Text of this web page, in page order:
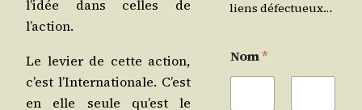
l’i­dée dans celles de
l’action.
Le levier de cette action,
c’est l’In­ter­na­tio­nale. C’est
en elle seule qu’est le
liens défectueux…
Nom*